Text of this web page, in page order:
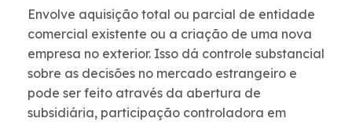
Envolve aquisição total ou parcial de entidade
comercial existente ou a criação de uma nova
empresa no exterior. Isso dá controle substancial
sobre as decisões no mercado estrangeiro e
pode ser feito através da abertura de
subsidiária, participação controladora em